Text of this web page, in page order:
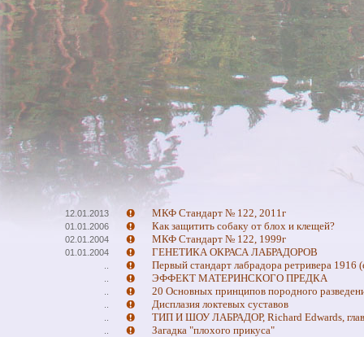
12.01.2013 МКФ Стандарт № 122, 2011г
01.01.2006 Как защитить собаку от блох и клещей?
02.01.2004 МКФ Стандарт № 122, 1999г
01.01.2004 ГЕНЕТИКА ОКРАСА ЛАБРАДОРОВ
Первый стандарт лабрадора ретривера 1916
ЭФФЕКТ МАТЕРИНСКОГО ПРЕДКА
20 Основных принципов породного
Дисплазия локтевых суставов
ТИП И ШОУ ЛАБРАДОР, Richard Edwards,
Загадка "плохого прикуса"